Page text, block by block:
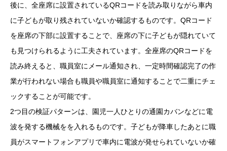
後に、全座席に設置されているQRコードを読み取りながら車内
に子どもが取り残されていないか確認するものです。QRコード
を座席の下部に設置することで、座席の下に子どもが隠れていて
も見つけられるように工夫されています。全座席のQRコードを
読み終えると、職員室にメール通知され、一定時間確認完了の作
業が行われない場合も職員や職員室に通知することで二重にチェ
ックすることが可能です。
2つ目の検証パターンは、園児一人ひとりの通園カバンなどに電
波を発する機械をを入れるものです。子どもが降車したあとに職
員がスマートフォンアプリで車内に電波が発せられていないか確